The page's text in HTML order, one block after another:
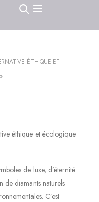
ÉTHIQUE ET
éthique et écologique
de luxe, d’éternité
de diamants naturels
C’est